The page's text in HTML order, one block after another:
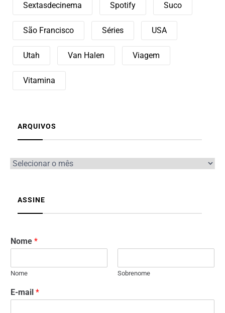
Sextasdecinema Spotify Suco
São Francisco Séries USA
Utah Van Halen Viagem
Vitamina
ARQUIVOS
ASSINE
Nome *
Nome Sobrenome
E-mail *